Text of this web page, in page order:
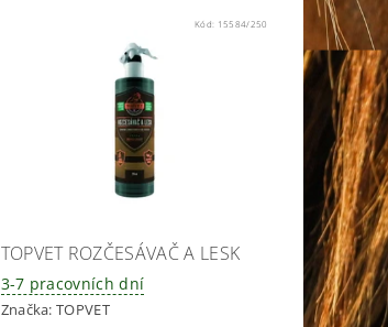
Kód: 15584/250
TOPVET ROZČESÁVAČ A LESK
3-7 pracovních dní
Značka:TOPVET